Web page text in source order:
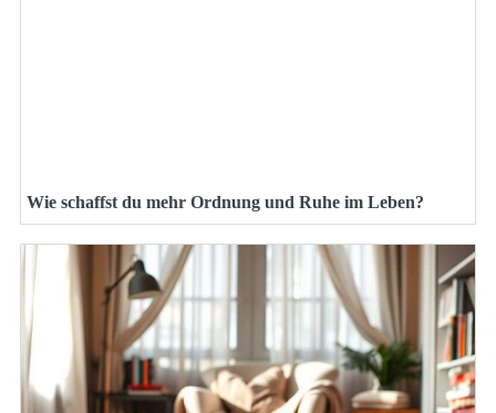
Wie schaffst du mehr Ordnung und Ruhe im Leben?